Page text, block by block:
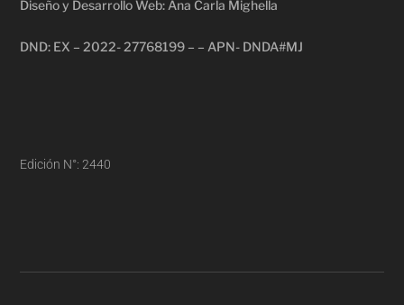
Diseño y Desarrollo Web: Ana Carla Mighella
DND: EX – 2022- 27768199 – – APN- DNDA#MJ
Edición N°: 2440